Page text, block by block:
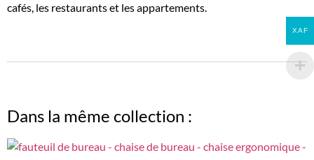
cafés, les restaurants et les appartements.
Dans la même collection :
XAF